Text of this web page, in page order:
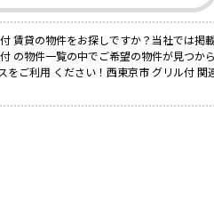
賃貸の物件をお探しですか？当社では掲
の物件一覧の中でご希望の物件が見つ
をご利用 ください！西東京市 グリル付